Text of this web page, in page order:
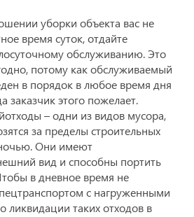
уборки объекта вас не
время суток, отдайте
обслуживанию. Это
потому как обслуживаемый
в порядок в любое время дня
заказчик этого пожелает.
– одни из видов мусора,
за пределы строительных
Они имеют
вид и способны портить
в дневное время не
с нагруженными
ликвидации таких отходов в